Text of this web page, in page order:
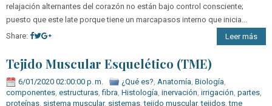
relajación alternantes del corazón no están bajo control consciente;
puesto que este late porque tiene un marcapasos interno que inicia...
Share:
Leer más
Tejido Muscular Esquelético (TME)
6/01/2020 02:00:00 p. m. ¿Qué es?, Anatomía, Biología,
componentes, estructuras,fibra, Histología, inervación, irrigación, partes,
proteínas, sistema muscular, sistemas,tejido muscular,tejidos,tme